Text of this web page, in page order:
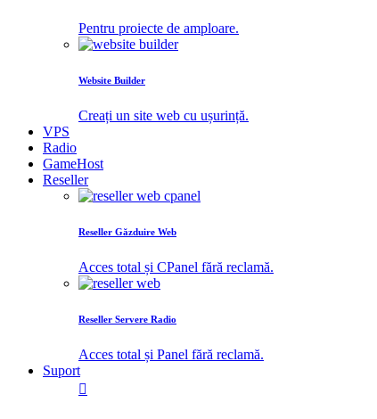
Pentru proiecte de amploare.
Website Builder
Creați un site web cu ușurință.
VPS
Radio
GameHost
Reseller
Reseller Găzduire Web
Acces total și CPanel fără reclamă.
Reseller Servere Radio
Acces total și Panel fără reclamă.
Suport